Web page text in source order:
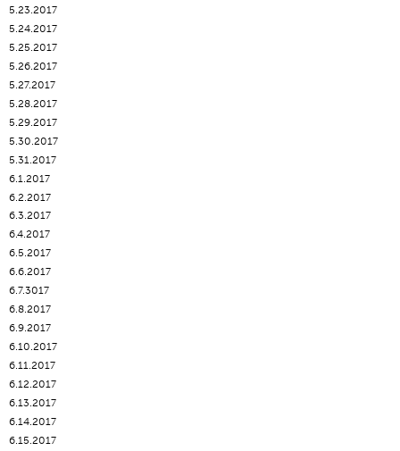
5.23.2017
5.24.2017
5.25.2017
5.26.2017
5.27.2017
5.28.2017
5.29.2017
5.30.2017
5.31.2017
6.1.2017
6.2.2017
6.3.2017
6.4.2017
6.5.2017
6.6.2017
6.7.3017
6.8.2017
6.9.2017
6.10.2017
6.11.2017
6.12.2017
6.13.2017
6.14.2017
6.15.2017